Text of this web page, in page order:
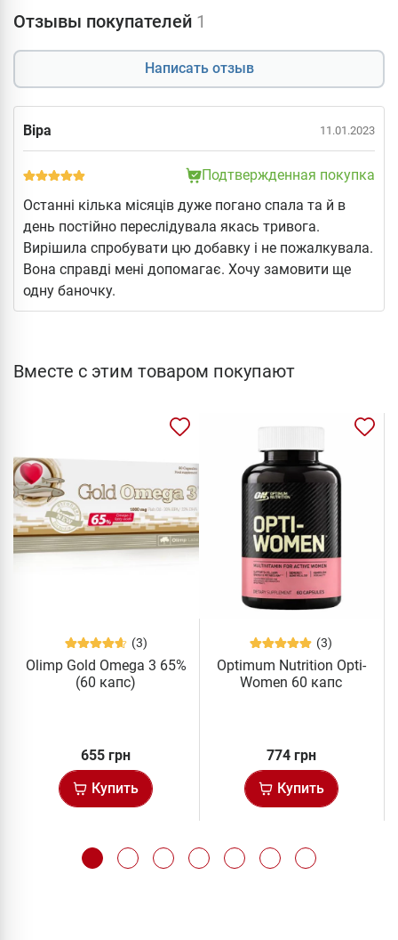
Отзывы покупателей 1
Написать отзыв
Віра 11.01.2023
Подтвержденная покупка
Останні кілька місяців дуже погано спала та й в
день постійно переслідувала якась тривога.
Вирішила спробувати цю добавку і не пожалкувала.
Вона справді мені допомагає. Хочу замовити ще
одну баночку.
Вместе с этим товаром покупают
(3)
Olimp Gold Omega 3 65%
(60 капс)
655 грн
Купить
(3)
Optimum Nutrition Opti-
Women 60 капс
774 грн
Купить